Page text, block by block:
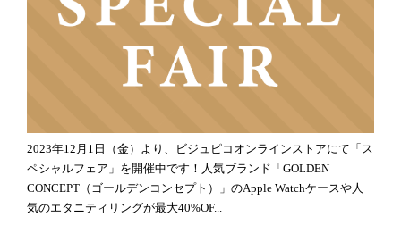
2023年12月1日（金）より、ビジュピコオンラインストアにて「ス
ペシャルフェア」を開催中です！人気ブランド「GOLDEN
CONCEPT（ゴールデンコンセプト）」のApple Watchケースや人
気のエタニティリングが最大40%OF...